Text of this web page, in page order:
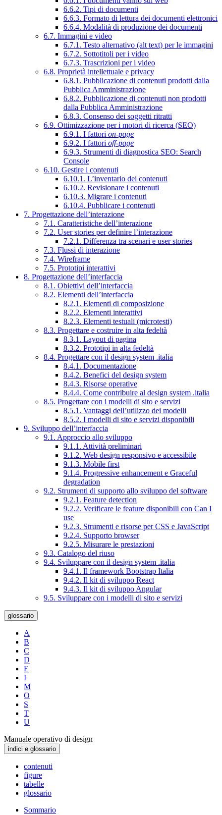
6.6.2. Tipi di documenti
6.6.3. Formato di lettura dei documenti elettronici
6.6.4. Modalità di produzione dei documenti
6.7. Immagini e video
6.7.1. Testo alternativo (alt text) per le immagini
6.7.2. Sottotitoli per i video
6.7.3. Trascrizioni per i video
6.8. Proprietà intellettuale e privacy
6.8.1. Pubblicazione di contenuti prodotti dalla
Pubblica Amministrazione
6.8.2. Pubblicazione di contenuti non prodotti
dalla Pubblica Amministrazione
6.8.3. Consenso dei soggetti ritratti
6.9. Ottimizzazione per i motori di ricerca (SEO)
6.9.1. I fattori on-page
6.9.2. I fattori off-page
6.9.3. Strumenti di diagnostica SEO: Search
Console
6.10. Gestire i contenuti
6.10.1. L’inventario dei contenuti
6.10.2. Revisionare i contenuti
6.10.3. Migrare i contenuti
6.10.4. Pubblicare i contenuti
7. Progettazione dell’interazione
7.1. Caratteristiche dell’interazione
7.2. User stories per definire l’interazione
7.2.1. Differenza tra scenari e user stories
7.3. Flussi di interazione
7.4. Wireframe
7.5. Prototipi interattivi
8. Progettazione dell’interfaccia
8.1. Obiettivi dell’interfaccia
8.2. Elementi dell’interfaccia
8.2.1. Elementi di composizione
8.2.2. Elementi interattivi
8.2.3. Elementi testuali (microtesti)
8.3. Progettare e costruire in alta fedeltà
8.3.1. Layout di pagina
8.3.2. Prototipi in alta fedeltà
8.4. Progettare con il design system .italia
8.4.1. Documentazione
8.4.2. Benefici del design system
8.4.3. Risorse operative
8.4.4. Come contribuire al design system .italia
8.5. Progettare con i modelli di sito e servizi
8.5.1. Vantaggi dell’utilizzo dei modelli
8.5.2. I modelli di sito e servizi disponibili
9. Sviluppo dell’interfaccia
9.1. Approccio allo sviluppo
9.1.1. Attività preliminari
9.1.2. Web design responsivo e accessibile
9.1.3. Mobile first
9.1.4. Progressive enhancement e Graceful
degradation
9.2. Strumenti di supporto allo sviluppo del software
9.2.1. Feature detection
9.2.2. Verificare le feature disponibili con Can I
use
9.2.3. Strumenti e risorse per CSS e JavaScript
9.2.4. Supporto browser
9.2.5. Misurare le prestazioni
9.3. Catalogo del riuso
9.4. Sviluppare con il design system .italia
9.4.1. Il framework Bootstrap Italia
9.4.2. Il kit di sviluppo React
9.4.3. Il kit di sviluppo Angular
9.5. Sviluppare con i modelli di sito e servizi
glossario
A
B
C
D
E
I
M
O
S
T
U
Manuale operativo di design
indici e glossario
contenuti
figure
tabelle
glossario
Sommario